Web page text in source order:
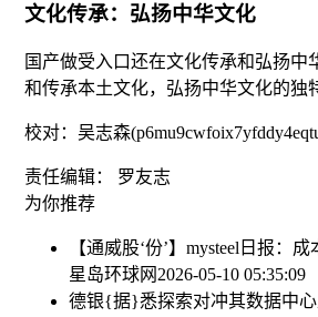
文化传承：弘扬中华文化
国产做受入口还在文化传承和弘扬
和传承本土文化，弘扬中华文化的独
校对：吴志森
责任编辑： 罗友志
为你推荐
【通威股‘份’】mysteel日报：
星岛环球网2026-05-10 05:35:09
德银{据}悉探索对冲其数据中心